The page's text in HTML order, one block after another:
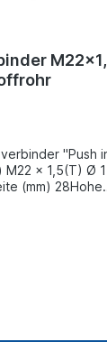
"Push
M22 x 1,5(T) Ø
(mm) 28Hohe